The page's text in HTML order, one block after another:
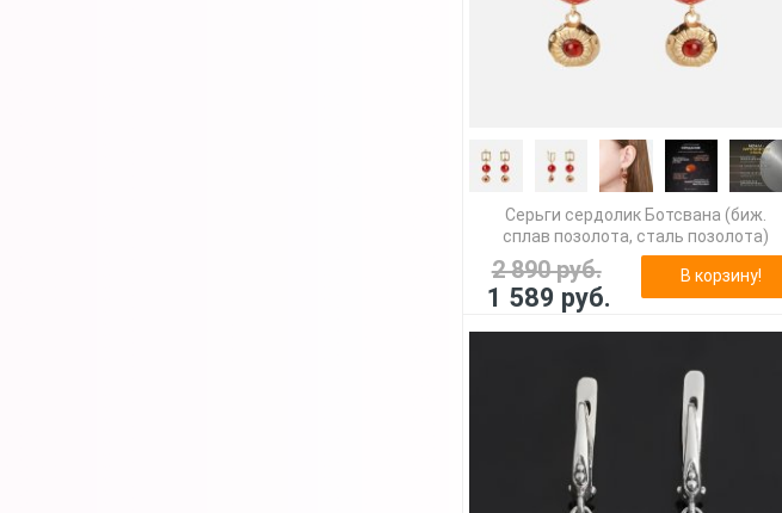
Серьги сердолик Ботсвана (биж.
сплав позолота, сталь позолота)
2 890 руб.
1 589 руб.
В корзину!